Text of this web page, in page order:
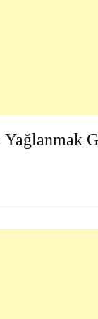
Yağlanmak